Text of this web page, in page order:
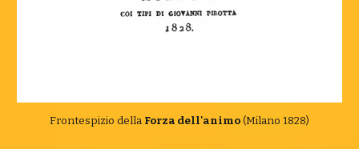
Frontespizio della Forza dell'animo(Milano 1828)